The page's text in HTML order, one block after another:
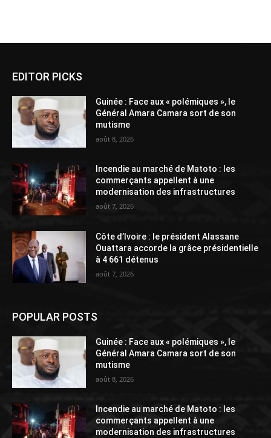
EDITOR PICKS
Guinée : Face aux « polémiques », le
Général Amara Camara sort de son
mutisme
août 8, 2026
Incendie au marché de Matoto : les
commerçants appellent à une
modernisation des infrastructures
août 7, 2026
Côte d’Ivoire : le président Alassane
Ouattara accorde la grâce présidentielle
à 4 661 détenus
août 7, 2026
POPULAR POSTS
Guinée : Face aux « polémiques », le
Général Amara Camara sort de son
mutisme
août 8, 2026
Incendie au marché de Matoto : les
commerçants appellent à une
modernisation des infrastructures